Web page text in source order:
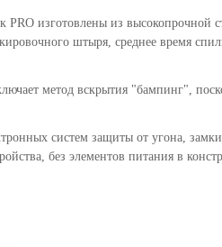
PRO изготовлены из высокопрочной
штыря, среднее время
метод вскрытия "бампинг",
систем защиты от угона,
без элементов питания в